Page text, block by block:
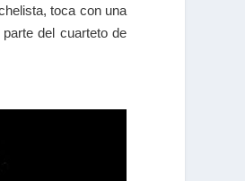
toca con una
del cuarteto de